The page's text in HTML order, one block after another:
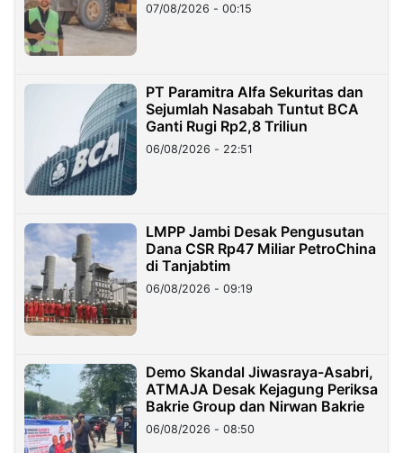
07/08/2026 - 00:15
PT Paramitra Alfa Sekuritas dan
Sejumlah Nasabah Tuntut BCA
Ganti Rugi Rp2,8 Triliun
06/08/2026 - 22:51
LMPP Jambi Desak Pengusutan
Dana CSR Rp47 Miliar PetroChina
di Tanjabtim
06/08/2026 - 09:19
Demo Skandal Jiwasraya-Asabri,
ATMAJA Desak Kejagung Periksa
Bakrie Group dan Nirwan Bakrie
06/08/2026 - 08:50